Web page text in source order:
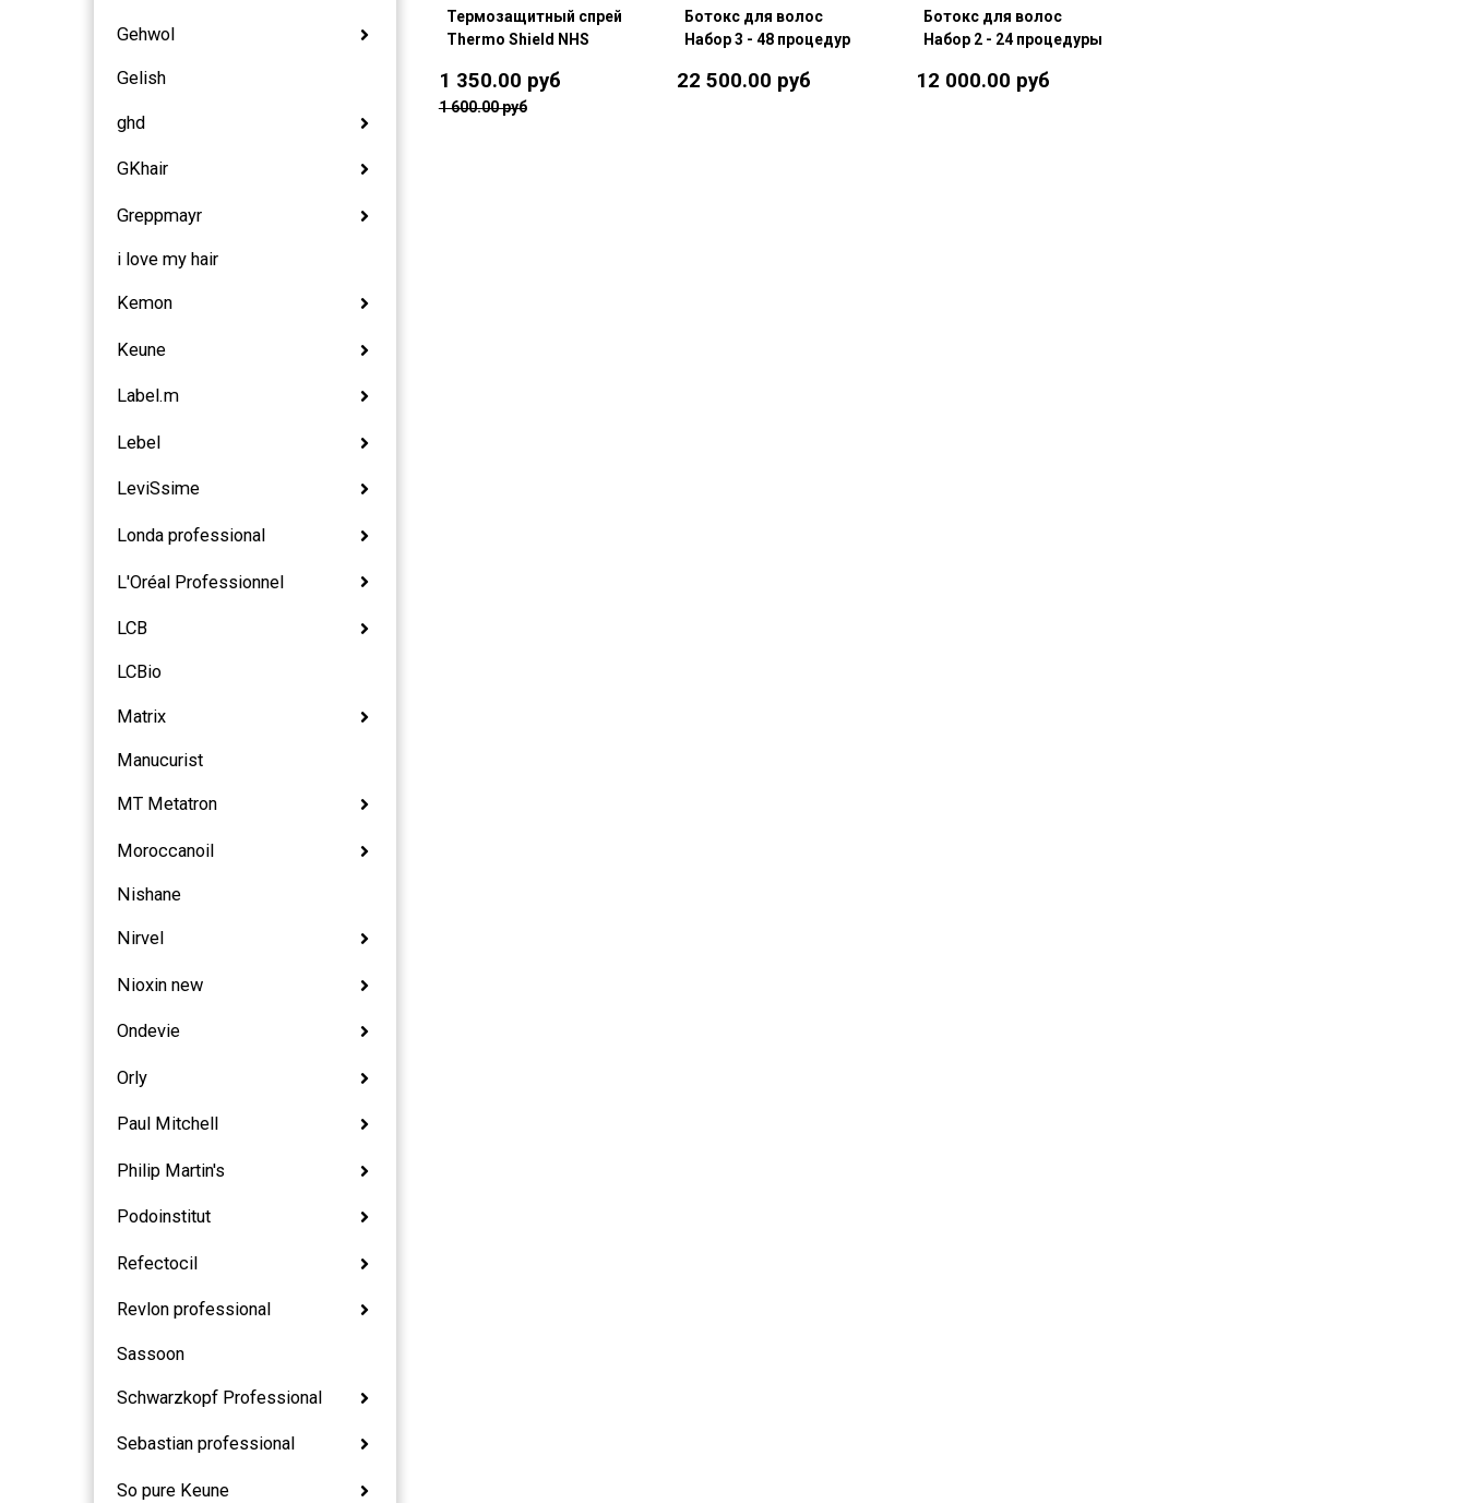
Gehwol
Gelish
ghd
GKhair
Greppmayr
i love my hair
Kemon
Keune
Label.m
Lebel
LeviSsime
Londa professional
L'Oréal Professionnel
LCB
LCBio
Matrix
Manucurist
MT Metatron
Moroccanoil
Nishane
Nirvel
Nioxin new
Ondevie
Orly
Paul Mitchell
Philip Martin's
Podoinstitut
Refectocil
Revlon professional
Sassoon
Schwarzkopf Professional
Sebastian professional
So pure Keune
Термозащитный спрей
Thermo Shield NHS
1 350.00 руб
1 600.00 руб
Ботокс для волос
Набор 3 - 48 процедур
22 500.00 руб
Ботокс для волос
Набор 2 - 24 процедуры
12 000.00 руб